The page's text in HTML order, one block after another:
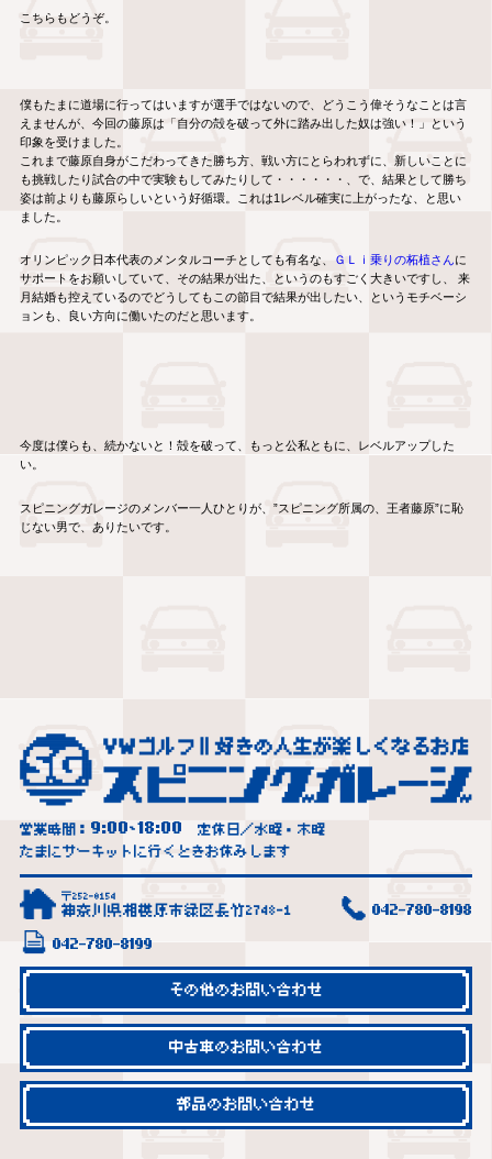
こちらもどうぞ。
僕もたまに道場に行ってはいますが選手ではないので、どうこう偉そうなことは言
えませんが、今回の藤原は「自分の殻を破って外に踏み出した奴は強い！」という
印象を受けました。
これまで藤原自身がこだわってきた勝ち方、戦い方にとらわれずに、新しいことに
も挑戦したり試合の中で実験もしてみたりして・・・・・・、で、結果として勝ち
姿は前よりも藤原らしいという好循環。これは1レベル確実に上がったな、と思い
ました。
オリンピック日本代表のメンタルコーチとしても有名な、 ＧＬｉ乗りの柘植さんに
サポートをお願いしていて、その結果が出た、というのもすごく大きいですし、 来
月結婚も控えているのでどうしてもこの節目で結果が出したい、というモチベーシ
ョンも、良い方向に働いたのだと思います。
今度は僕らも、続かないと！殻を破って、もっと公私ともに、レベルアップした
い。
スピニングガレージのメンバー一人ひとりが、”スピニング所属の、王者藤原”に恥
じない男で、ありたいです。
営業時間： 9:00~18:00
定休日／水曜・木曜
たまにサーキットに行くときお休みします
〒252-0154
神奈川県相模原市緑区長竹2748-1 042-780-8198
042-780-8199
その他のお問い合わせ
中古車のお問い合わせ
部品のお問い合わせ